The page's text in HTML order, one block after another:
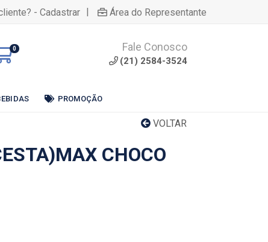
- Cadastrar | Área do Representante
0 Fale Conosco
(21) 2584-3524
PROMOÇÃO
VOLTAR
CHOCO